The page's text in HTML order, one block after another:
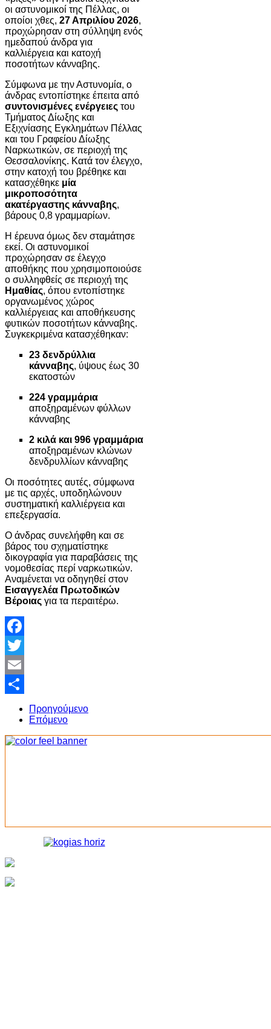
οι αστυνομικοί της Πέλλας, οι
οποίοι χθες, 27 Απριλίου 2026,
προχώρησαν στη σύλληψη ενός
ημεδαπού άνδρα για
καλλιέργεια και κατοχή
ποσοτήτων κάνναβης.
Σύμφωνα με την Αστυνομία, ο
άνδρας εντοπίστηκε έπειτα από
συντονισμένες ενέργειες του
Τμήματος Δίωξης και
Εξιχνίασης Εγκλημάτων Πέλλας
και του Γραφείου Δίωξης
Ναρκωτικών, σε περιοχή της
Θεσσαλονίκης. Κατά τον έλεγχο,
στην κατοχή του βρέθηκε και
κατασχέθηκε μία
μικροποσότητα
ακατέργαστης κάνναβης,
βάρους 0,8 γραμμαρίων.
Η έρευνα όμως δεν σταμάτησε
εκεί. Οι αστυνομικοί
προχώρησαν σε έλεγχο
αποθήκης που χρησιμοποιούσε
ο συλληφθείς σε περιοχή της
Ημαθίας, όπου εντοπίστηκε
οργανωμένος χώρος
καλλιέργειας και αποθήκευσης
φυτικών ποσοτήτων κάνναβης.
Συγκεκριμένα κατασχέθηκαν:
23 δενδρύλλια
κάνναβης, ύψους έως 30
εκατοστών
224 γραμμάρια
αποξηραμένων φύλλων
κάνναβης
2 κιλά και 996 γραμμάρια
αποξηραμένων κλώνων
δενδρυλλίων κάνναβης
Οι ποσότητες αυτές, σύμφωνα
με τις αρχές, υποδηλώνουν
συστηματική καλλιέργεια και
επεξεργασία.
Ο άνδρας συνελήφθη και σε
βάρος του σχηματίστηκε
δικογραφία για παραβάσεις της
νομοθεσίας περί ναρκωτικών.
Αναμένεται να οδηγηθεί στον
Εισαγγελέα Πρωτοδικών
Βέροιας για τα περαιτέρω.
Facebook
Twitter
Email
Share
Προηγούμενο
Επόμενο